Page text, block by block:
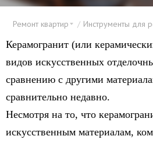
Ремонт квартир Инструменты для
Керамогранит (или
видов искусственных
сравнению с другими
сравнительно недавно.
Несмотря на то, что
искусственным материалам,